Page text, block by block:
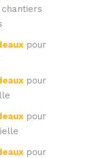
pour
pour
pour
pour